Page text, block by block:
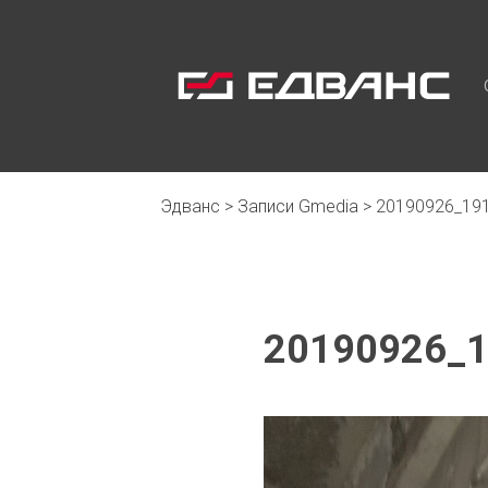
Эдванс > Записи Gmedia >